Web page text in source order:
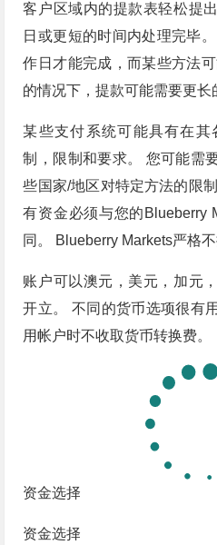
客户区域内的提款表轻松提
日或更短的时间内处理完毕
作日才能完成，而某些方法
的情况下，提款可能需要更长
某些支付系统可能具有在其
制，限制和要求。 您可能需
些国家/地区对特定方法的限
有资金必须与您的Blueberry
同。 Blueberry Markets严格
账户可以澳元，美元，加元
开立。 不同的货币选项很有
用帐户时不收取货币转换费。
资金选择
资金选择